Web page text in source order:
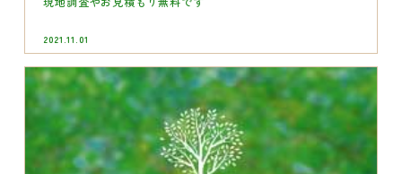
2021.11.01